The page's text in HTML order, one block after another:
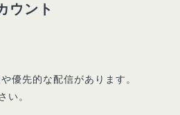
ウント
優先的な配信があります。
い。